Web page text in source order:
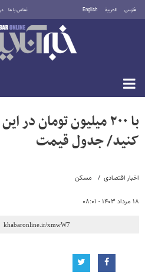
فارسی العربية English تماس با ما
شنبه ۱۷ مرداد ۱۴۰۵
اخبار اقتصادی مسکن
۱۸ مرداد ۱۴۰۳ - ۰۸:۰۱
با ۲۰۰ میلیون تومان
کنید/ جدول قیمت